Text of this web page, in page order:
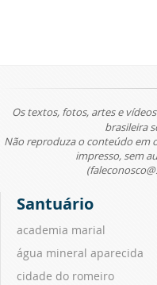
Os textos, fotos, artes e
brasileira
Não reproduza o conteúdo em
impresso, sem
Santuário
academia marial
água mineral aparecida
cidade do romeiro